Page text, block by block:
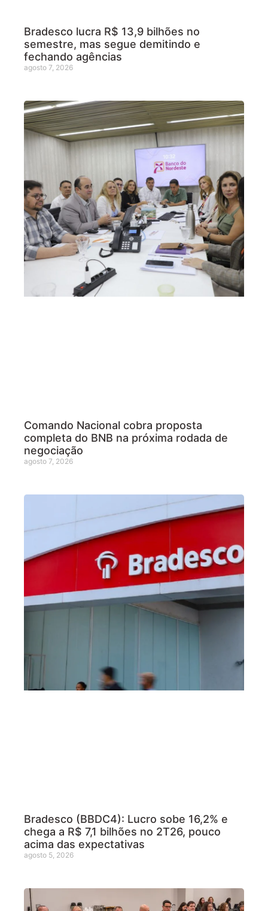
Bradesco lucra R$ 13,9 bilhões no
semestre, mas segue demitindo e
fechando agências
agosto 7, 2026
Comando Nacional cobra proposta
completa do BNB na próxima rodada de
negociação
agosto 7, 2026
Bradesco (BBDC4): Lucro sobe 16,2% e
chega a R$ 7,1 bilhões no 2T26, pouco
acima das expectativas
agosto 5, 2026